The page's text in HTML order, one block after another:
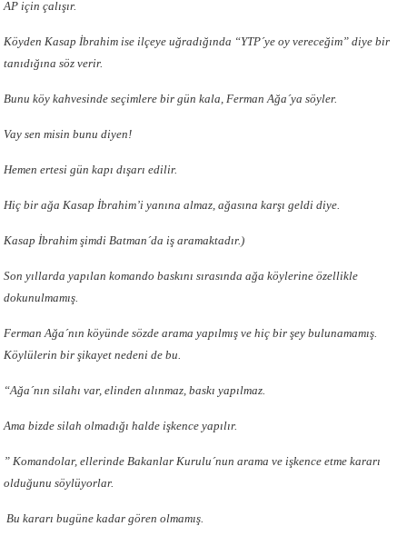
AP için çalışır.
Köyden Kasap İbrahim ise ilçeye uğradığında “YTP´ye oy vereceğim” diye bir
tanıdığına söz verir.
Bunu köy kahvesinde seçimlere bir gün kala, Ferman Ağa´ya söyler.
Vay sen misin bunu diyen!
Hemen ertesi gün kapı dışarı edilir.
Hiç bir ağa Kasap İbrahim’i yanına almaz, ağasına karşı geldi diye.
Kasap İbrahim şimdi Batman´da iş aramaktadır.)
Son yıllarda yapılan komando baskını sırasında ağa köylerine özellikle
dokunulmamış.
Ferman Ağa´nın köyünde sözde arama yapılmış ve hiç bir şey bulunamamış.
Köylülerin bir şikayet nedeni de bu.
“Ağa´nın silahı var, elinden alınmaz, baskı yapılmaz.
Ama bizde silah olmadığı halde işkence yapılır.
” Komandolar, ellerinde Bakanlar Kurulu´nun arama ve işkence etme kararı
olduğunu söylüyorlar.
Bu kararı bugüne kadar gören olmamış.